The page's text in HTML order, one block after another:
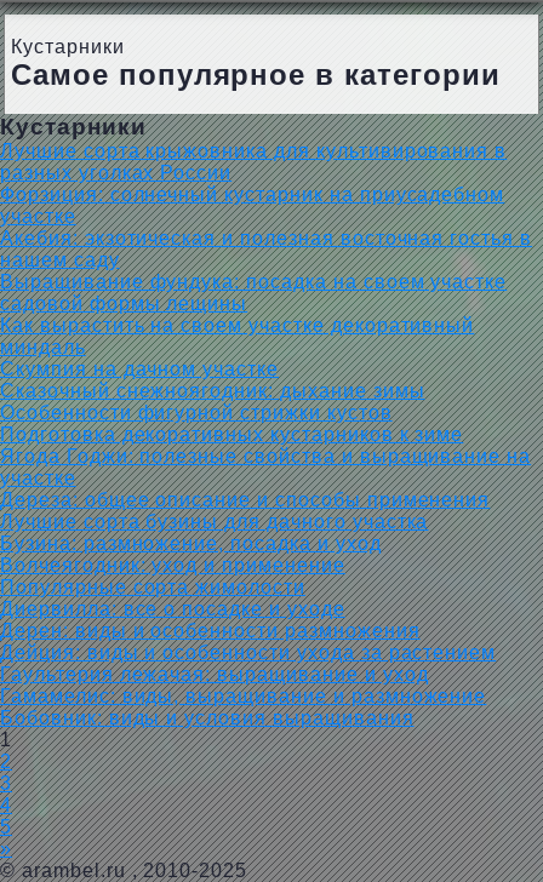
Кустарники
Самое популярное в категории
Кустарники
Лучшие сорта крыжовника для культивирования в
разных уголках России
Форзиция: солнечный кустарник на приусадебном
участке
Акебия: экзотическая и полезная восточная гостья в
нашем саду
Выращивание фундука: посадка на своем участке
садовой формы лещины
Как вырастить на своем участке декоративный
миндаль
Скумпия на дачном участке
Сказочный снежноягодник: дыхание зимы
Особенности фигурной стрижки кустов
Подготовка декоративных кустарников к зиме
Ягода Годжи: полезные свойства и выращивание на
участке
Дереза: общее описание и способы применения
Лучшие сорта бузины для дачного участка
Бузина: размножение, посадка и уход
Волчеягодник: уход и применение
Популярные сорта жимолости
Диервилла: все о посадке и уходе
Дерен: виды и особенности размножения
Дейция: виды и особенности ухода за растением
Гаультерия лежачая: выращивание и уход
Гамамелис: виды, выращивание и размножение
Бобовник: виды и условия выращивания
1
2
3
4
5
»
© arambel.ru, 2010-2025